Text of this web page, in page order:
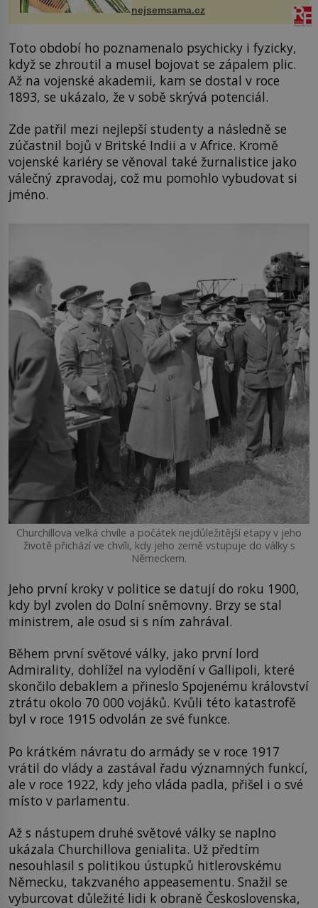
vlasy. ...
nejsemsama.cz
Toto období ho poznamenalo psychicky i fyzicky,
když se zhroutil a musel bojovat se zápalem plic.
Až na vojenské akademii, kam se dostal v roce
1893, se ukázalo, že v sobě skrývá potenciál.
Zde patřil mezi nejlepší studenty a následně se
zúčastnil bojů v Britské Indii a v Africe. Kromě
vojenské kariéry se věnoval také žurnalistice jako
válečný zpravodaj, což mu pomohlo vybudovat si
jméno.
Churchillova velká chvíle a počátek nejdůležitější etapy v jeho
životě přichází ve chvíli, kdy jeho země vstupuje do války s
Německem.
Jeho první kroky v politice se datují do roku 1900,
kdy byl zvolen do Dolní sněmovny. Brzy se stal
ministrem, ale osud si s ním zahrával.
Během první světové války, jako první lord
Admirality, dohlížel na vylodění v Gallipoli, které
skončilo debaklem a přineslo Spojenému království
ztrátu okolo 70 000 vojáků. Kvůli této katastrofě
byl v roce 1915 odvolán ze své funkce.
Po krátkém návratu do armády se v roce 1917
vrátil do vlády a zastával řadu významných funkcí,
ale v roce 1922, kdy jeho vláda padla, přišel i o své
místo v parlamentu.
Až s nástupem druhé světové války se naplno
ukázala Churchillova genialita. Už předtím
nesouhlasil s politikou ústupků hitlerovskému
Německu, takzvaného appeasementu. Snažil se
vyburcovat důležité lidi k obraně Československa,